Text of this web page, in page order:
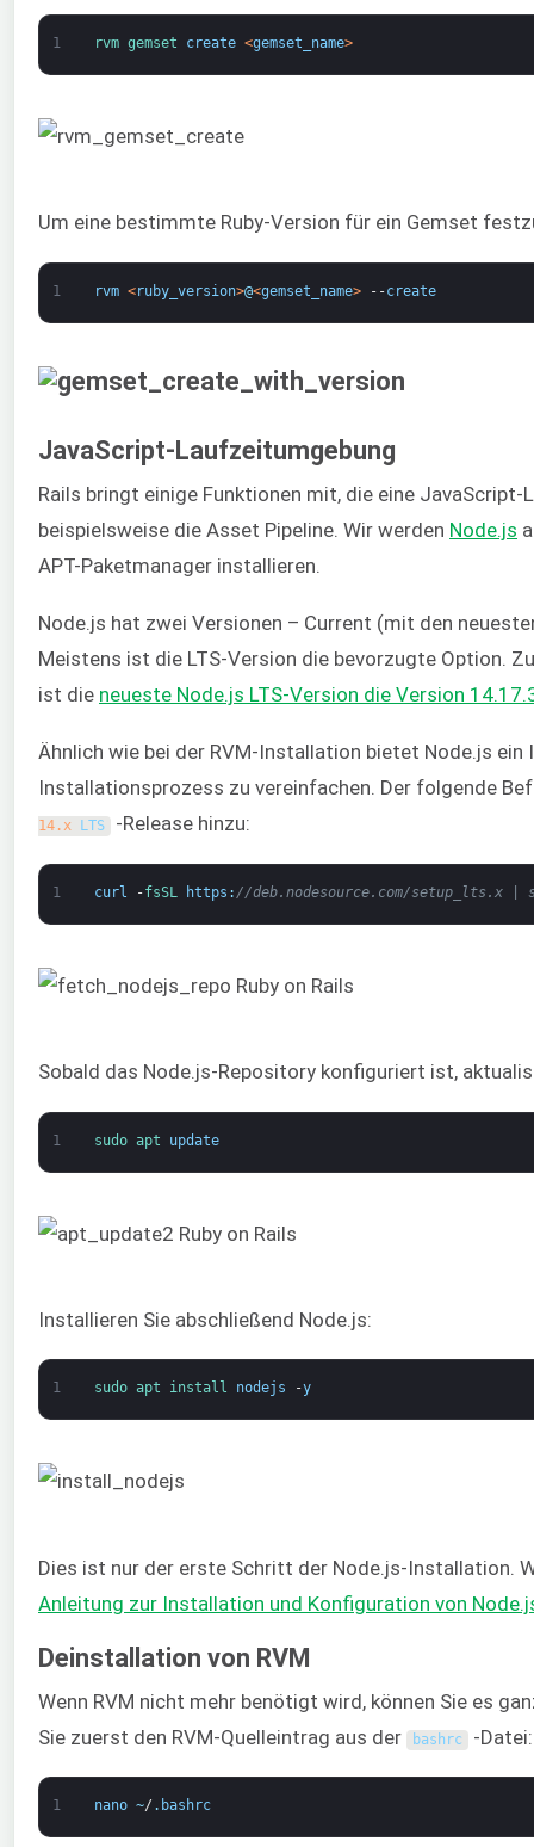
1 rvm gemset create <gemset_name>
Um eine bestimmte Ruby-Version für ein Gemset
1 rvm <ruby_version>@<gemset_name> --create
JavaScript-Laufzeitumgebung
Rails bringt einige Funktionen mit, die eine
beispielsweise die Asset Pipeline. Wir werden Node.js
APT-Paketmanager installieren.
Node.js hat zwei Versionen – Current (mit den
Meistens ist die LTS-Version die bevorzugte Option.
ist die neueste Node.js LTS-Version die Version
Ähnlich wie bei der RVM-Installation bietet Node.js
Installationsprozess zu vereinfachen. Der folgende
14.x LTS -Release hinzu:
1 curl -fsSL https : //deb.nodesource.com/setup_lts.x |
Sobald das Node.js-Repository konfiguriert ist,
1 sudo apt update
Installieren Sie abschließend Node.js:
1 sudo apt install nodejs -y
Dies ist nur der erste Schritt der Node.js-Installation.
Anleitung zur Installation und Konfiguration von
Deinstallation von RVM
Wenn RVM nicht mehr benötigt wird, können Sie es
Sie zuerst den RVM-Quelleintrag aus der
bashrc -Datei:
1 nano ~/ . bashrc